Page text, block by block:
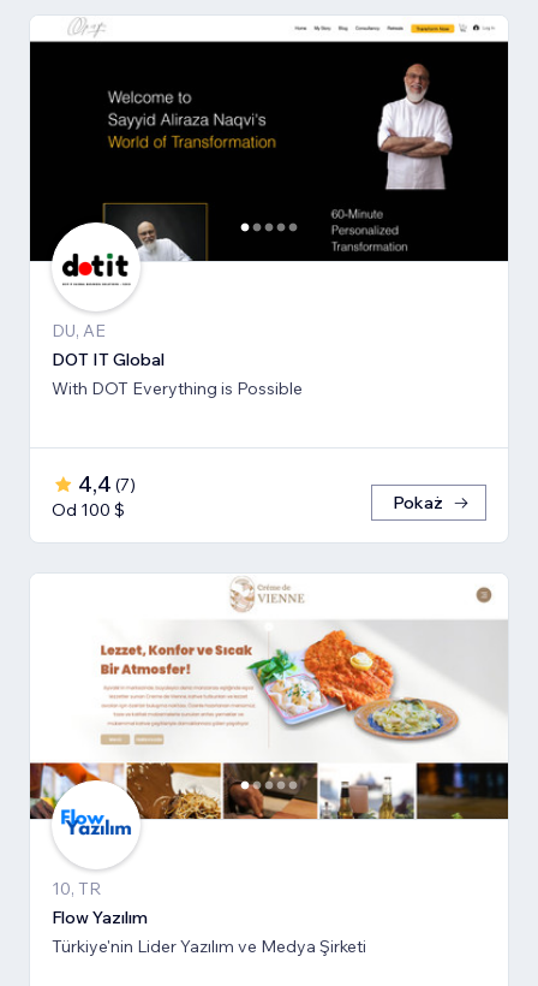
DU, AE
DOT IT Global
With DOT Everything is Possible
4,4 (7)
Od 100 $
Pokaż
10, TR
Flow Yazılım
Türkiye'nin Lider Yazılım ve Medya Şirketi